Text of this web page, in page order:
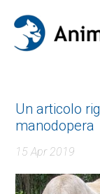
Un articolo
manodopera
15 Apr 2019